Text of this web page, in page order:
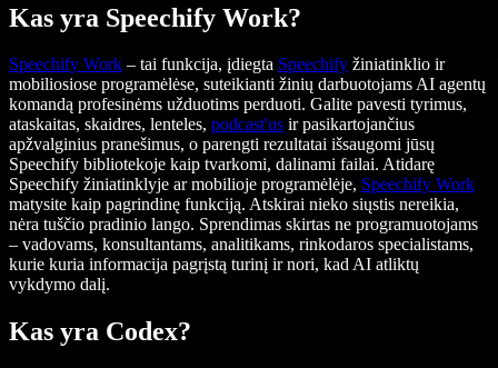
Kas yra Speechify Work?
Speechify Work – tai funkcija, įdiegta Speechify žiniatinklio ir
mobiliosiose programėlėse, suteikianti žinių darbuotojams AI agentų
komandą profesinėms užduotims perduoti. Galite pavesti tyrimus,
ataskaitas, skaidres, lenteles, podcast'us ir pasikartojančius
apžvalginius pranešimus, o parengti rezultatai išsaugomi jūsų
Speechify bibliotekoje kaip tvarkomi, dalinami failai. Atidarę
Speechify žiniatinklyje ar mobilioje programėlėje, Speechify Work
matysite kaip pagrindinę funkciją. Atskirai nieko siųstis nereikia,
nėra tuščio pradinio lango. Sprendimas skirtas ne programuotojams
– vadovams, konsultantams, analitikams, rinkodaros specialistams,
kurie kuria informacija pagrįstą turinį ir nori, kad AI atliktų
vykdymo dalį.
Kas yra Codex?